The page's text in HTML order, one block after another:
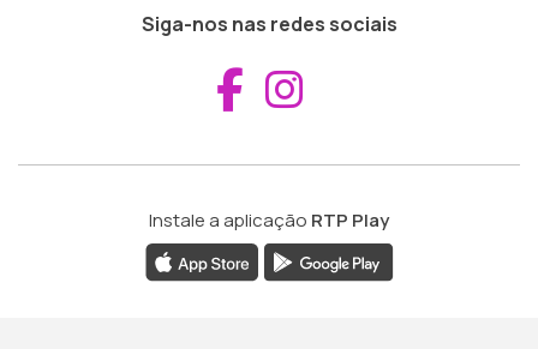
Siga-nos nas redes sociais
Aceder ao
Instale a aplicação RTP Play